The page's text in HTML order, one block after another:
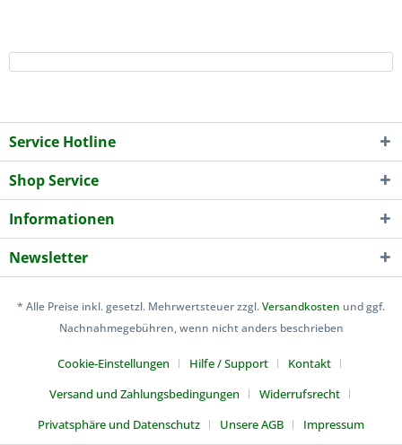
Service Hotline
Shop Service
Informationen
Newsletter
* Alle Preise inkl. gesetzl. Mehrwertsteuer zzgl.Versandkosten und ggf.
Nachnahmegebühren, wenn nicht anders beschrieben
Cookie-Einstellungen Hilfe / Support
Kontakt
Versand und Zahlungsbedingungen
Widerrufsrecht
Privatsphäre und Datenschutz
Unsere AGB
Impressum